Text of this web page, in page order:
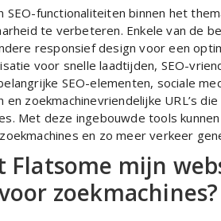
SEO-functionaliteiten binnen het
te verbeteren. Enkele van de
responsief design voor een
voor snelle laadtijden, SEO-
SEO-elementen, sociale
zoekmachinevriendelijke URL’s
Met deze ingebouwde tools
en zo meer verkeer
Flatsome mijn
zoekmachines?